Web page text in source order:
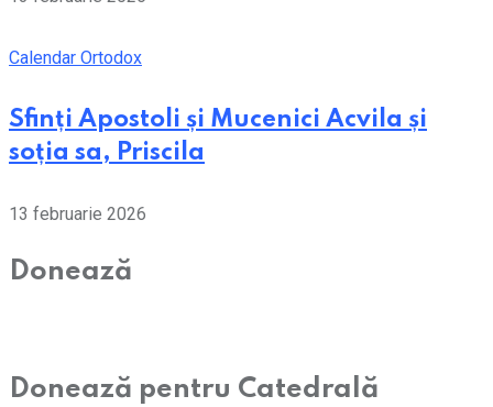
Calendar Ortodox
Sfinți Apostoli și Mucenici Acvila și
soția sa, Priscila
13 februarie 2026
Donează
Donează pentru Catedrală